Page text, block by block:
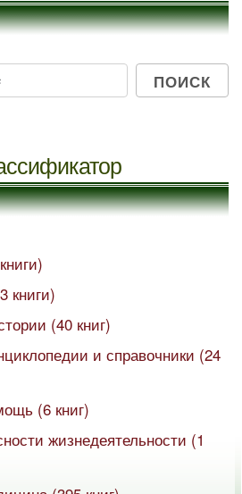
книги)
(40 книг)
и справочники (24
(6 книг)
жизнедеятельности (1